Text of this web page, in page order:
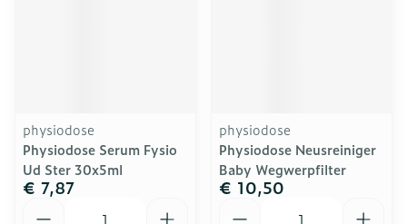
physiodose
Physiodose Serum Fysio
Ud Ster 30x5ml
€ 7,87
physiodose
Physiodose Neusreiniger
Baby Wegwerpfilter
€ 10,50